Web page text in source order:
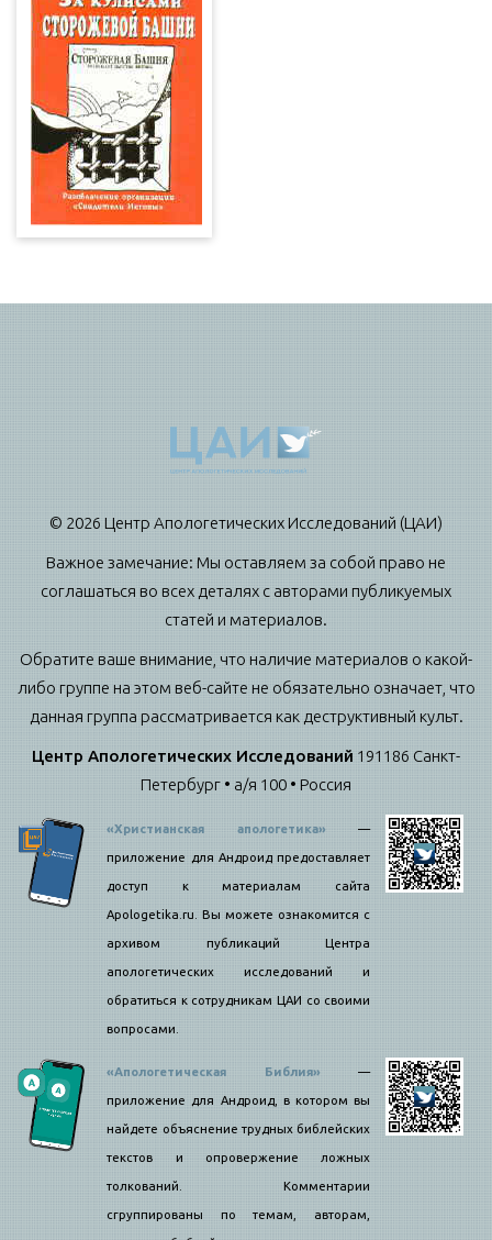
© 2026 Центр Апологетических Исследований (ЦАИ)
Важное замечание: Мы оставляем за собой право не
соглашаться во всех деталях с авторами публикуемых
статей и материалов.
Обратите ваше внимание, что наличие материалов о какой-
либо группе на этом веб-сайте не обязательно означает, что
данная группа рассматривается как деструктивный культ.
Центр Апологетических Исследований 191186 Санкт-
Петербург • а/я 100 • Россия
«Христианская апологетика»—
приложение для Андроид предоставляет
доступ к материалам сайта
Apologetika.ru. Вы можете ознакомится с
архивом публикаций Центра
апологетических исследований и
обратиться к сотрудникам ЦАИ со своими
вопросами.
«Апологетическая Библия»—
приложение для Андроид, в котором вы
найдете объяснение трудных библейских
текстов и опровержение ложных
толкований. Комментарии
сгруппированы по темам, авторам,